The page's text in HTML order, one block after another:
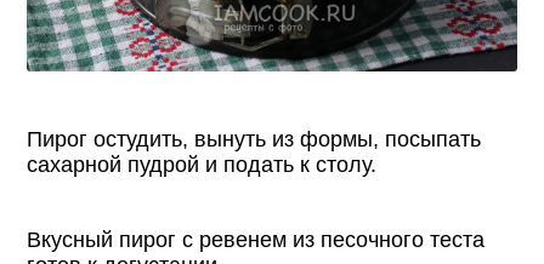
Пирог остудить, вынуть из формы, посыпать
сахарной пудрой и подать к столу.
Вкусный пирог с ревенем из песочного теста